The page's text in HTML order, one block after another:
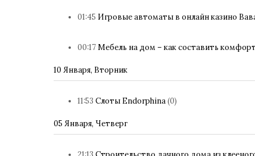
01:45 Игровые автоматы в онлайн казино
00:17Мебель на дом – как составить
10 Января, Вторник
11:53 Слоты Endorphina(0)
05 Января, Четверг